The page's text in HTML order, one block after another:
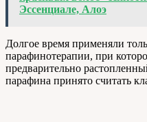
Эссенциале, Алоэ
Долгое время применяли
парафинотерапии, при
предварительно
парафина принято считать